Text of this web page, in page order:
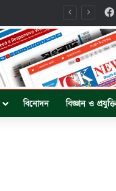
বিনোদন বিজ্ঞান ও প্রযুক্তি